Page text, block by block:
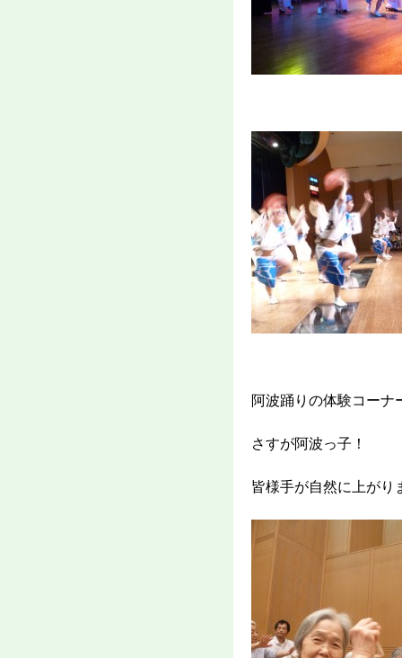
阿波踊りの体験コーナ
さすが阿波っ子！
皆様手が自然に上がり